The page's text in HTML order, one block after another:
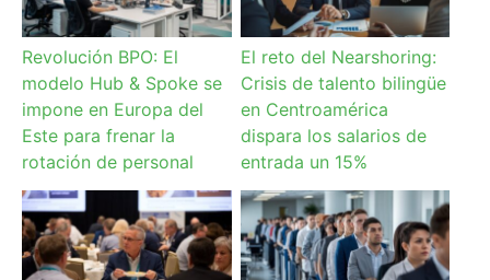
Revolución BPO: El
modelo Hub & Spoke se
impone en Europa del
Este para frenar la
rotación de personal
El reto del Nearshoring:
Crisis de talento bilingüe
en Centroamérica
dispara los salarios de
entrada un 15%